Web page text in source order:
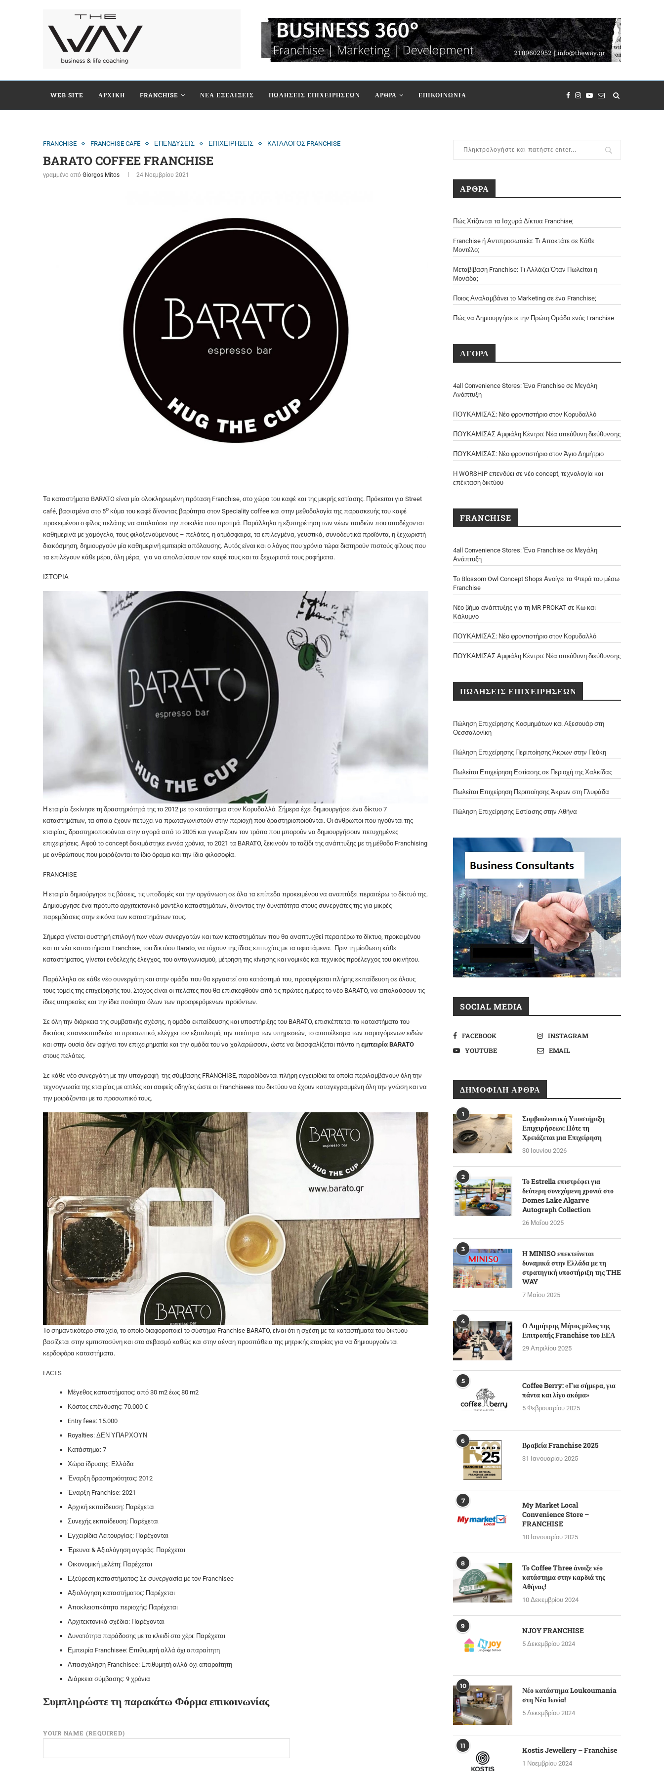
WEB SITE ΑΡΧΙΚΗ FRANCHISE ΝΕΑ ΕΞΕΛΙΞΕΙΣ ΠΩΛΗΣΕΙΣ ΕΠΙΧΕΙΡΗΣΕΩΝ ΑΡΘΡΑ ΕΠΙΚΟΙΝΩΝΙΑ
FRANCHISE FRANCHISE CAFE ΕΠΕΝΔΥΣΕΙΣ ΕΠΙΧΕΙΡΗΣΕΙΣ ΚΑΤΑΛΟΓΟΣ FRANCHISE
BARATO COFFEE FRANCHISE
γραμμένο από Giorgos Mitos 24 Νοεμβρίου 2021
Τα καταστήματα BARATO είναι μία ολοκληρωμένη πρόταση Franchise, στο χώρο του καφέ και της μικρής εστίασης. Πρόκειται για Street
café, βασισμένα στο 5ο κύμα του καφέ δίνοντας βαρύτητα στον Speciality coffee και στην μεθοδολογία της παρασκευής του καφέ
προκειμένου ο φίλος πελάτης να απολαύσει την ποικιλία που προτιμά. Παράλληλα η εξυπηρέτηση των νέων παιδιών που υποδέχονται
καθημερινά με χαμόγελο, τους φιλοξενούμενους – πελάτες, η ατμόσφαιρα, τα επιλεγμένα, γευστικά, συνοδευτικά προϊόντα, η ξεχωριστή
διακόσμηση, δημιουργούν μία καθημερινή εμπειρία απόλαυσης. Αυτός είναι και ο λόγος που χρόνια τώρα διατηρούν πιστούς φίλους που
τα επιλέγουν κάθε μέρα, όλη μέρα, για να απολαύσουν τον καφέ τους και τα ξεχωριστά τους ροφήματα.
ΙΣΤΟΡΙΑ
Η εταιρία ξεκίνησε τη δραστηριότητά της το 2012 με το κατάστημα στον Κορυδαλλό. Σήμερα έχει δημιουργήσει ένα δίκτυο 7
καταστημάτων, τα οποία έχουν πετύχει να πρωταγωνιστούν στην περιοχή που δραστηριοποιούνται. Οι άνθρωποι που ηγούνται της
εταιρίας, δραστηριοποιούνται στην αγορά από το 2005 και γνωρίζουν τον τρόπο που μπορούν να δημιουργήσουν πετυχημένες
επιχειρήσεις. Αφού το concept δοκιμάστηκε εννέα χρόνια, το 2021 τα BARATO, ξεκινούν το ταξίδι της ανάπτυξης με τη μέθοδο Franchising
με ανθρώπους που μοιράζονται το ίδιο όραμα και την ίδια φιλοσοφία.
FRANCHISE
Η εταιρία δημιούργησε τις βάσεις, τις υποδομές και την οργάνωση σε όλα τα επίπεδα προκειμένου να αναπτύξει περαιτέρω το δίκτυό της.
Δημιούργησε ένα πρότυπο αρχιτεκτονικό μοντέλο καταστημάτων, δίνοντας την δυνατότητα στους συνεργάτες της για μικρές
παρεμβάσεις στην εικόνα των καταστημάτων τους.
Σήμερα γίνεται αυστηρή επιλογή των νέων συνεργατών και των καταστημάτων που θα αναπτυχθεί περαιτέρω το δίκτυο, προκειμένου
και τα νέα καταστήματα Franchise, του δικτύου Barato, να τύχουν της ίδιας επιτυχίας με τα υφιστάμενα. Πριν τη μίσθωση κάθε
καταστήματος, γίνεται ενδελεχής έλεγχος, του ανταγωνισμού, μέτρηση της κίνησης και νομικός και τεχνικός προέλεγχος του ακινήτου.
Παράλληλα σε κάθε νέο συνεργάτη και στην ομάδα που θα εργαστεί στο κατάστημά του, προσφέρεται πλήρης εκπαίδευση σε όλους
τους τομείς της επιχείρησής του. Στόχος είναι οι πελάτες που θα επισκεφθούν από τις πρώτες ημέρες το νέο BARATO, να απολαύσουν τις
ίδιες υπηρεσίες και την ίδια ποιότητα όλων των προσφερόμενων προϊόντων.
Σε όλη την διάρκεια της συμβατικής σχέσης, η ομάδα εκπαίδευσης και υποστήριξης του BARATO, επισκέπτεται τα καταστήματα του
δικτύου, επανεκπαιδεύει το προσωπικό, ελέγχει τον εξοπλισμό, την ποιότητα των υπηρεσιών, το αποτέλεσμα των παραγόμενων ειδών
και στην ουσία δεν αφήνει τον επιχειρηματία και την ομάδα του να χαλαρώσουν, ώστε να διασφαλίζεται πάντα η εμπειρία BARATO
στους πελάτες.
Σε κάθε νέο συνεργάτη με την υπογραφή της σύμβασης FRANCHISE, παραδίδονται πλήρη εγχειρίδια τα οποία περιλαμβάνουν όλη την
τεχνογνωσία της εταιρίας με απλές και σαφείς οδηγίες ώστε οι Franchisees του δικτύου να έχουν καταγεγραμμένη όλη την γνώση και να
την μοιράζονται με το προσωπικό τους.
Το σημαντικότερο στοιχείο, το οποίο διαφοροποιεί το σύστημα Franchise BARATO, είναι ότι η σχέση με τα καταστήματα του δικτύου
βασίζεται στην εμπιστοσύνη και στο σεβασμό καθώς και στην αέναη προσπάθεια της μητρικής εταιρίας για να δημιουργούνται
κερδοφόρα καταστήματα.
FACTS
Μέγεθος καταστήματος: από 30 m2 έως 80 m2
Κόστος επένδυσης: 70.000 €
Entry fees: 15.000
Royalties: ΔΕΝ ΥΠΑΡΧΟΥΝ
Κατάστημα: 7
Χώρα ίδρυσης: Ελλάδα
Έναρξη δραστηριότητας: 2012
Έναρξη Franchise: 2021
Αρχική εκπαίδευση: Παρέχεται
Συνεχής εκπαίδευση: Παρέχεται
Εγχειρίδια Λειτουργίας: Παρέχονται
Έρευνα & Αξιολόγηση αγοράς: Παρέχεται
Οικονομική μελέτη: Παρέχεται
Εξεύρεση καταστήματος: Σε συνεργασία με τον Franchisee
Αξιολόγηση καταστήματος: Παρέχεται
Αποκλειστικότητα περιοχής: Παρέχεται
Αρχιτεκτονικά σχέδια: Παρέχονται
Δυνατότητα παράδοσης με το κλειδί στο χέρι: Παρέχεται
Εμπειρία Franchisee: Επιθυμητή αλλά όχι απαραίτητη
Απασχόληση Franchisee: Επιθυμητή αλλά όχι απαραίτητη
Διάρκεια σύμβασης: 9 χρόνια
Συμπληρώστε τη παρακάτω Φόρμα επικοινωνίας
YOUR NAME (REQUIRED)
ΑΡΘΡΑ
Πώς Χτίζονται τα Ισχυρά Δίκτυα Franchise;
Franchise ή Αντιπροσωπεία: Τι Αποκτάτε σε Κάθε
Μοντέλο;
Μεταβίβαση Franchise: Τι Αλλάζει Όταν Πωλείται η
Μονάδα;
Ποιος Αναλαμβάνει το Marketing σε ένα Franchise;
Πώς να Δημιουργήσετε την Πρώτη Ομάδα ενός Franchise
ΑΓΟΡΑ
4all Convenience Stores: Ένα Franchise σε Μεγάλη
Ανάπτυξη
ΠΟΥΚΑΜΙΣΑΣ: Νέο φροντιστήριο στον Κορυδαλλό
ΠΟΥΚΑΜΙΣΑΣ Αμφιάλη Κέντρο: Νέα υπεύθυνη διεύθυνσης
ΠΟΥΚΑΜΙΣΑΣ: Νέο φροντιστήριο στον Άγιο Δημήτριο
Η WORSHIP επενδύει σε νέο concept, τεχνολογία και
επέκταση δικτύου
FRANCHISE
4all Convenience Stores: Ένα Franchise σε Μεγάλη
Ανάπτυξη
Το Blossom Owl Concept Shops Ανοίγει τα Φτερά του μέσω
Franchise
Νέο βήμα ανάπτυξης για τη MR PROKAT σε Κω και
Κάλυμνο
ΠΟΥΚΑΜΙΣΑΣ: Νέο φροντιστήριο στον Κορυδαλλό
ΠΟΥΚΑΜΙΣΑΣ Αμφιάλη Κέντρο: Νέα υπεύθυνη διεύθυνσης
ΠΩΛΗΣΕΙΣ ΕΠΙΧΕΙΡΗΣΕΩΝ
Πώληση Επιχείρησης Κοσμημάτων και Αξεσουάρ στη
Θεσσαλονίκη
Πώληση Επιχείρησης Περιποίησης Άκρων στην Πεύκη
Πωλείται Επιχείρηση Εστίασης σε Περιοχή της Χαλκίδας
Πωλείται Επιχείρηση Περιποίησης Άκρων στη Γλυφάδα
Πώληση Επιχείρησης Εστίασης στην Αθήνα
SOCIAL MEDIA
FACEBOOK
INSTAGRAM
YOUTUBE
EMAIL
ΔΗΜΟΦΙΛΉ ΆΡΘΡΑ
1
Συμβουλευτική Υποστήριξη
Επιχειρήσεων: Πότε τη
Χρειάζεται μια Επιχείρηση
30 Ιουνίου 2026
2
Το Estrella επιστρέφει για
δεύτερη συνεχόμενη χρονιά στο
Domes Lake Algarve
Autograph Collection
26 Μαΐου 2025
3
Η MINISO επεκτείνεται
δυναμικά στην Ελλάδα με τη
στρατηγική υποστήριξη της THE
WAY
7 Μαΐου 2025
4
Ο Δημήτρης Μήτος μέλος της
Επιτροπής Franchise του ΕΕΑ
29 Απριλίου 2025
5
Coffee Berry: «Για σήμερα, για
πάντα και λίγο ακόμα»
5 Φεβρουαρίου 2025
6 Βραβεία Franchise 2025
31 Ιανουαρίου 2025
7
My Market Local
Convenience Store –
FRANCHISE
10 Ιανουαρίου 2025
8
Το Coffee Three άνοιξε νέο
κατάστημα στην καρδιά της
Αθήνας!
10 Δεκεμβρίου 2024
9 NJOY FRANCHISE
5 Δεκεμβρίου 2024
10
Νέο κατάστημα Loukoumania
στη Νέα Ιωνία!
5 Δεκεμβρίου 2024
11 Kostis Jewellery – Franchise
1 Νοεμβρίου 2024